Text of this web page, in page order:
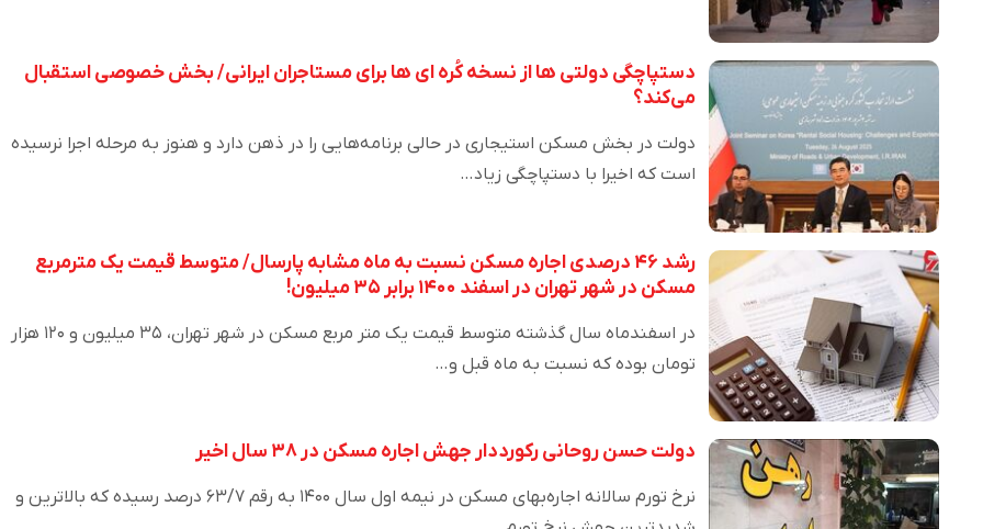
دستپاچگی دولتی ها از نسخه کُره ای ها برای مستاجران ایرانی/ بخش خصوصی استقبال
می‌کند؟
دولت در بخش مسکن استیجاری در حالی برنامه‌هایی را در ذهن دارد و هنوز به مرحله اجرا نرسیده
است که اخیرا با دستپاچگی زیاد…
رشد ۴۶ درصدی اجاره مسکن نسبت به ماه مشابه پارسال/ متوسط قیمت یک مترمربع
مسکن در شهر تهران در اسفند ۱۴۰۰ برابر ۳۵ میلیون!
در اسفندماه سال گذشته متوسط قیمت یک متر مربع مسکن در شهر تهران، ۳۵ میلیون و ۱۲۰ هزار
تومان بوده که نسبت به ماه قبل و…
دولت حسن روحانی رکورددار جهش اجاره‌ مسکن در ۳۸ سال اخیر
نرخ تورم سالانه اجاره‌بهای مسکن در نیمه اول سال ۱۴۰۰ به رقم ۶۳/۷ درصد رسیده که بالاترین و